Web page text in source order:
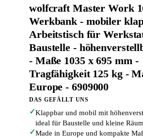
wolfcraft Master Work
Werkbank - mobiler
Arbeitstisch für
Baustelle -
- Maße 1035 x 695 mm -
Tragfähigkeit 125 kg -
Europe - 6909000
DAS GEFÄLLT UNS
✓Klappbar und mobil mit
ideal für Baustelle und kleine
✓Made in Europe und kompakte